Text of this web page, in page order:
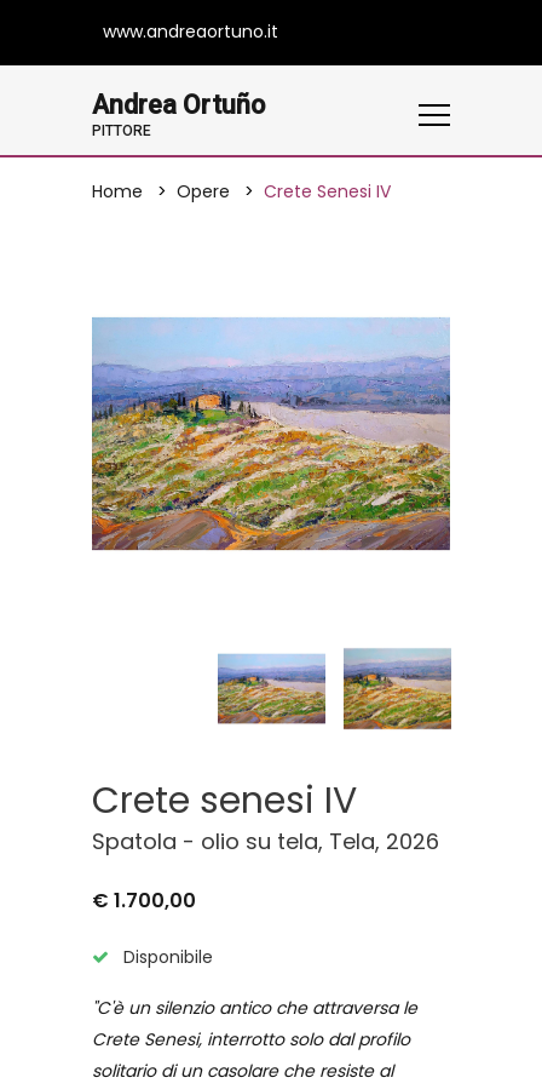
www.andreaortuno.it
Andrea Ortuño
PITTORE
Home Opere Crete Senesi IV
Crete senesi IV
Spatola - olio su tela, Tela, 2026
€ 1.700,00
Disponibile
"C'è un silenzio antico che attraversa le
Crete Senesi, interrotto solo dal profilo
solitario di un casolare che resiste al